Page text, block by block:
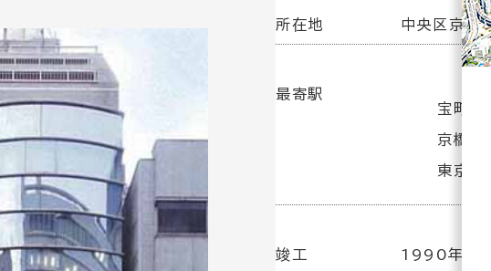
所在地 中央区京
最寄駅
宝町
京橋
東京
竣工 1990年12月